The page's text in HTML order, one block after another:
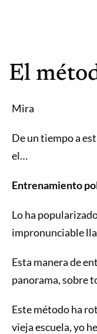
mola...
lo
El
Mira
De un tiempo a
el…
Entrenamiento
Lo ha
impronunciable
Esta manera de
panorama, sobre
Este método ha
vieja escuela, yo